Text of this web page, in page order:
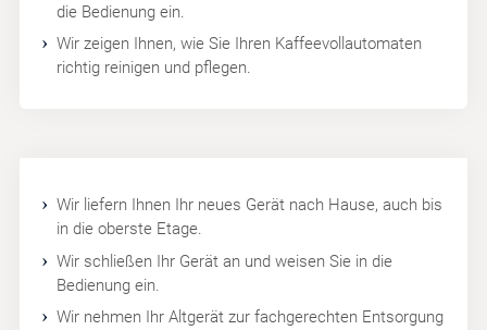
die Bedienung ein.
Wir zeigen Ihnen, wie Sie Ihren Kaffeevollautomaten
richtig reinigen und pflegen.
Wir liefern Ihnen Ihr neues Gerät nach Hause, auch bis
in die oberste Etage.
Wir schließen Ihr Gerät an und weisen Sie in die
Bedienung ein.
Wir nehmen Ihr Altgerät zur fachgerechten Entsorgung